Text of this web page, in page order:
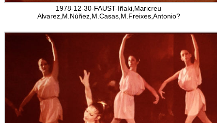
1978-12-30-FAUST-Iñaki,Maricreu
Alvarez,M.Núñez,M.Casas,M.Freixes,Antonio?